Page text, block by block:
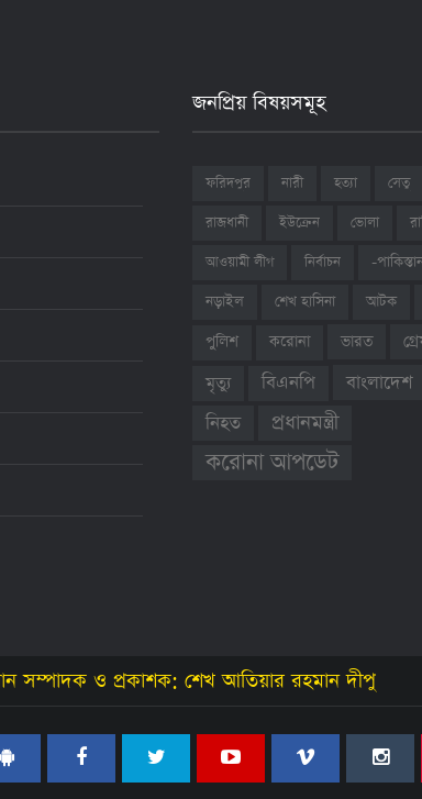
জনপ্রিয় বিষয়সমূহ
ফরিদপুর নারী হত্যা সেতু
রাজধানী ইউক্রেন ভোলা
আওয়ামী লীগ
নির্বাচন
-
নড়াইল
শেখ হাসিনা আটক
পুলিশ
করোনা ভারত
মৃত্যু
বিএনপি
বাংলাদেশ
নিহত
প্রধানমন্ত্রী
করোনা আপডেট
সম্পাদক ও প্রকাশক: শেখ আতিয়ার রহমান দীপু